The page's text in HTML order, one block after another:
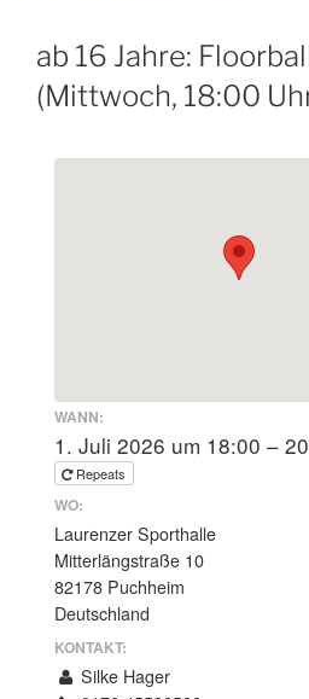
ab 16 Jahre:
(Mittwoch, 18:00
WANN:
1. Juli 2026 um 18:00 –
Repeats
WO:
Laurenzer Sporthalle
Mitterlängstraße 10
82178 Puchheim
Deutschland
KONTAKT:
Silke Hager